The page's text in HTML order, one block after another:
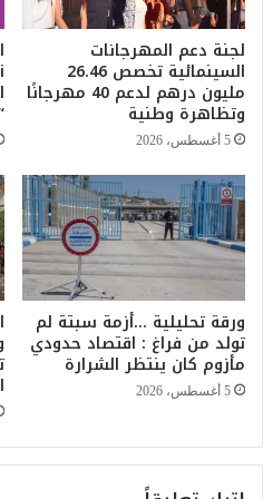
د
ا
ل
ق
د
ل
ش
ه
ب
:
ع
ي
ق
ل
إ
ض
ر
ا
ج
ا
ء
ن
لجنة دعم المهرجانات
السينمائية تخصص 26.46
مليون درهم لدعم 40 مهرجانًا
وتظاهرة وطنية
5 أغسطس، 2026
ورقة تحليلية …أزمة سبتة لم
تولد من فراغ : اقتصاد حدودي
مأزوم كان ينتظر الشرارة
5 أغسطس، 2026